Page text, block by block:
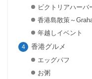
ビクトリアハーバ
香港島散策～
年越しイベント
香港グルメ
エッグパフ
お粥